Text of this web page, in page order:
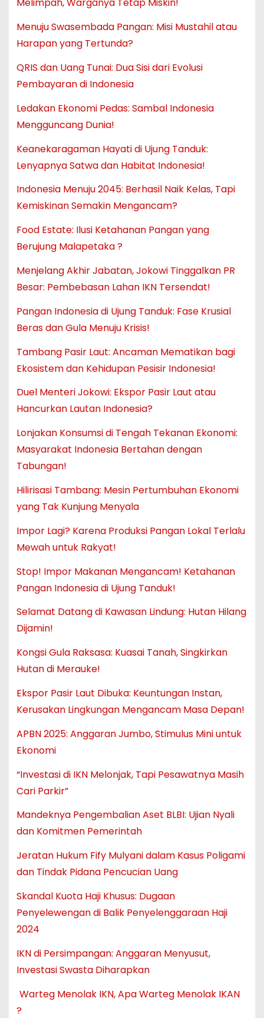
Melimpah, Warganya Tetap Miskin!
Menuju Swasembada Pangan: Misi Mustahil atau
Harapan yang Tertunda?
QRIS dan Uang Tunai: Dua Sisi dari Evolusi
Pembayaran di Indonesia
Ledakan Ekonomi Pedas: Sambal Indonesia
Mengguncang Dunia!
Keanekaragaman Hayati di Ujung Tanduk:
Lenyapnya Satwa dan Habitat Indonesia!
Indonesia Menuju 2045: Berhasil Naik Kelas, Tapi
Kemiskinan Semakin Mengancam?
Food Estate: Ilusi Ketahanan Pangan yang
Berujung Malapetaka ?
Menjelang Akhir Jabatan, Jokowi Tinggalkan PR
Besar: Pembebasan Lahan IKN Tersendat!
Pangan Indonesia di Ujung Tanduk: Fase Krusial
Beras dan Gula Menuju Krisis!
Tambang Pasir Laut: Ancaman Mematikan bagi
Ekosistem dan Kehidupan Pesisir Indonesia!
Duel Menteri Jokowi: Ekspor Pasir Laut atau
Hancurkan Lautan Indonesia?
Lonjakan Konsumsi di Tengah Tekanan Ekonomi:
Masyarakat Indonesia Bertahan dengan
Tabungan!
Hilirisasi Tambang: Mesin Pertumbuhan Ekonomi
yang Tak Kunjung Menyala
Impor Lagi? Karena Produksi Pangan Lokal Terlalu
Mewah untuk Rakyat!
Stop! Impor Makanan Mengancam! Ketahanan
Pangan Indonesia di Ujung Tanduk!
Selamat Datang di Kawasan Lindung: Hutan Hilang
Dijamin!
Kongsi Gula Raksasa: Kuasai Tanah, Singkirkan
Hutan di Merauke!
Ekspor Pasir Laut Dibuka: Keuntungan Instan,
Kerusakan Lingkungan Mengancam Masa Depan!
APBN 2025: Anggaran Jumbo, Stimulus Mini untuk
Ekonomi
“Investasi di IKN Melonjak, Tapi Pesawatnya Masih
Cari Parkir”
Mandeknya Pengembalian Aset BLBI: Ujian Nyali
dan Komitmen Pemerintah
Jeratan Hukum Fify Mulyani dalam Kasus Poligami
dan Tindak Pidana Pencucian Uang
Skandal Kuota Haji Khusus: Dugaan
Penyelewengan di Balik Penyelenggaraan Haji
2024
IKN di Persimpangan: Anggaran Menyusut,
Investasi Swasta Diharapkan
Warteg Menolak IKN, Apa Warteg Menolak IKAN
?